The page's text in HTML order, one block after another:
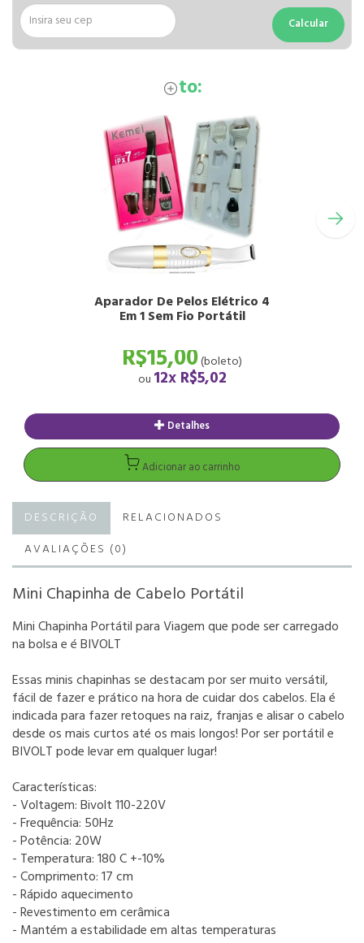
Calcular
frete
Calcular
to:
Aparador De Pelos Elétrico 4
Em 1 Sem Fio Portátil
R$15,00(boleto)
ou 12x R$5,02
Detalhes
Adicionar ao carrinho
DESCRIÇÃO
RELACIONADOS
AVALIAÇÕES (0)
Mini Chapinha de Cabelo Portátil
Mini Chapinha Portátil para Viagem que pode ser carregado
na bolsa e é BIVOLT
Essas minis chapinhas se destacam por ser muito versátil,
fácil de fazer e prático na hora de cuidar dos cabelos. Ela é
indicada para fazer retoques na raiz, franjas e alisar o cabelo
desde os mais curtos até os mais longos! Por ser portátil e
BIVOLT pode levar em qualquer lugar!
Características:
- Voltagem: Bivolt 110-220V
- Frequência: 50Hz
- Potência: 20W
- Temperatura: 180 C +-10%
- Comprimento: 17 cm
- Rápido aquecimento
- Revestimento em cerâmica
- Mantém a estabilidade em altas temperaturas